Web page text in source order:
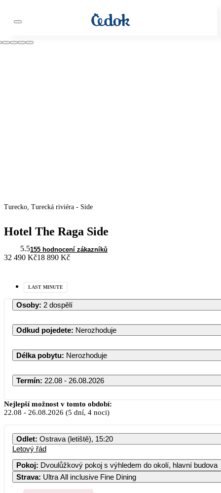
Turecko, Turecká riviéra - Side
Hotel The Raga Side
5.5155 hodnocení zákazníků
32 490 Kč18 890 Kč
LAST MINUTE
Osoby: 2 dospělí
Odkud pojedete: Nerozhoduje
Délka pobytu: Nerozhoduje
Termín: 22.08 - 26.08.2026
Nejlepší možnost v tomto období:
22.08 - 26.08.2026 (5 dní, 4 noci)
Odlet: Ostrava (letiště), 15:20
Letový řád
Pokoj: Dvoulůžkový pokoj s výhledem do okolí, hlavní budova
Strava: Ultra All inclusive Fine Dining